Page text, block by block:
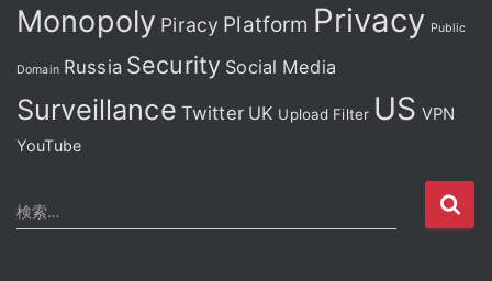
Monopoly Piracy Platform Privacy Public
Domain Russia Security Social Media
Surveillance Twitter UK Upload Filter US VPN
YouTube
検
索
検索…